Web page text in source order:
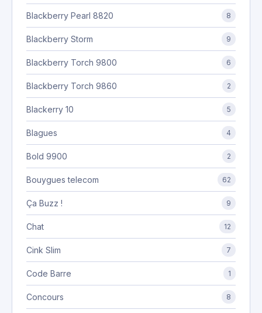
Blackberry Pearl 8820 8
Blackberry Storm 9
Blackberry Torch 9800 6
Blackberry Torch 9860 2
Blackerry 10 5
Blagues 4
Bold 9900 2
Bouygues telecom 62
Ça Buzz ! 9
Chat 12
Cink Slim 7
Code Barre 1
Concours 8